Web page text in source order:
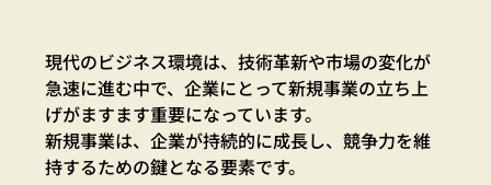
現代のビジネス環境は、技術革新や市場の変化が
急速に進む中で、企業にとって新規事業の立ち上
げがますます重要になっています。
新規事業は、企業が持続的に成長し、競争力を維
持するための鍵となる要素です。